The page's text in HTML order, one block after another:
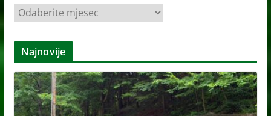
r
h
v
e
Najnovije